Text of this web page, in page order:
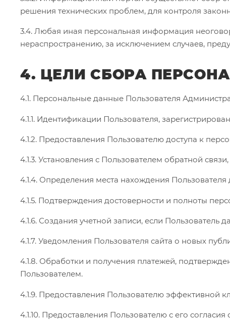
решения технических проблем, для контроля
3.4. Любая иная персональная информация
нераспространению, за исключением случаев,
4. ЦЕЛИ СБОРА
4.1. Персональные данные Пользователя
4.1.1. Идентификации Пользователя,
4.1.2. Предоставления Пользователю доступа к
4.1.3. Установления с Пользователем обратной
4.1.4. Определения места нахождения
4.1.5. Подтверждения достоверности и полноты
4.1.6. Создания учетной записи, если Пользователь
4.1.7. Уведомления Пользователя сайта о новых
4.1.8. Обработки и получения платежей,
Пользователем.
4.1.9. Предоставления Пользователю эффективной
4.1.10. Предоставления Пользователю с его